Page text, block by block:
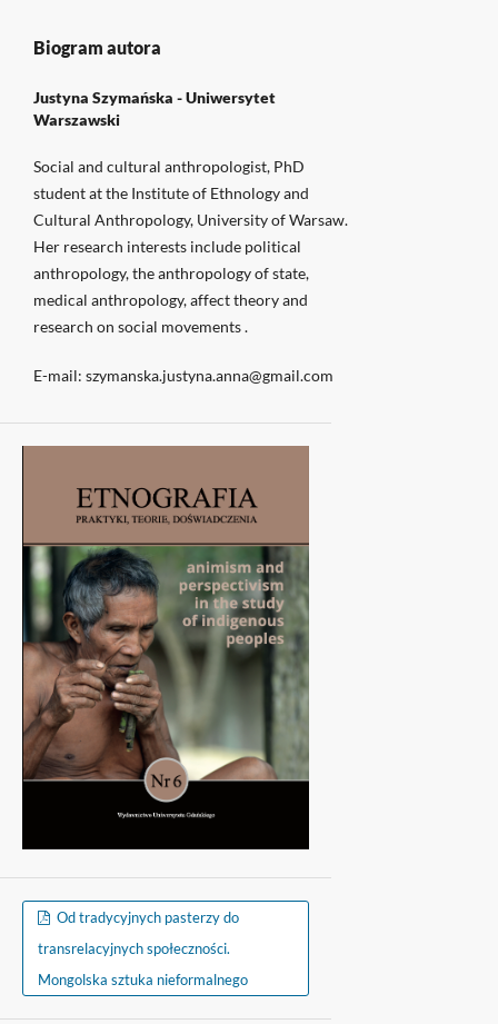
Biogram autora
Justyna Szymańska -Uniwersytet
Warszawski
Social and cultural anthropologist, PhD
student at the Institute of Ethnology and
Cultural Anthropology, University of Warsaw.
Her research interests include political
anthropology, the anthropology of state,
medical anthropology, affect theory and
research on social movements .
E-mail: szymanska.justyna.anna@gmail.com
Od tradycyjnych pasterzy do
transrelacyjnych społeczności.
Mongolska sztuka nieformalnego